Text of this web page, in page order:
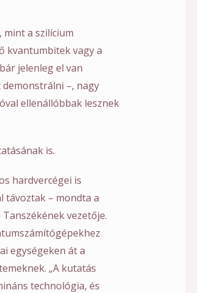
a szilícium
kvantumbitek vagy a
jelenleg el van
–, nagy
ellenállóbbak lesznek
is.
hardvercégei is
távoztak – mondta a
vezetője.
egységeken át a
„A kutatás
technológia, és